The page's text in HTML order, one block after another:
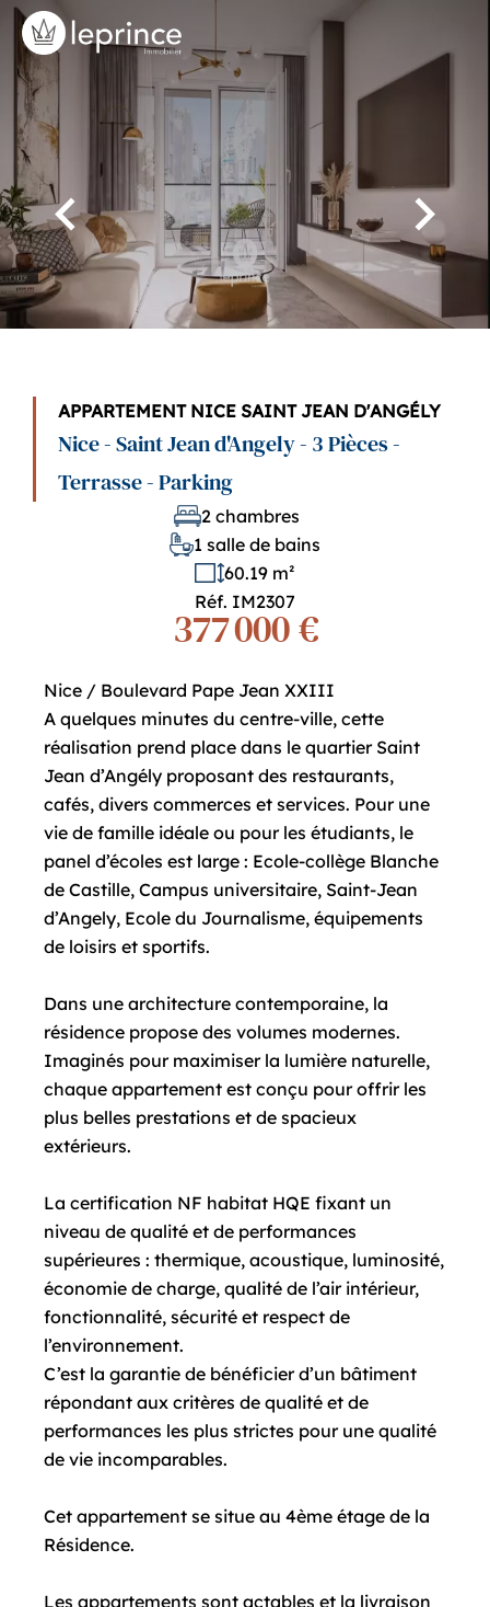
APPARTEMENT NICE SAINT JEAN D'ANGÉLY
Nice - Saint Jean d'Angely - 3 Pièces -
Terrasse - Parking
2 chambres
1 salle de bains
60.19 m²
Réf. IM2307
377 000 €
Nice / Boulevard Pape Jean XXIII
A quelques minutes du centre-ville, cette
réalisation prend place dans le quartier Saint
Jean d’Angély proposant des restaurants,
cafés, divers commerces et services. Pour une
vie de famille idéale ou pour les étudiants, le
panel d’écoles est large : Ecole-collège Blanche
de Castille, Campus universitaire, Saint-Jean
d’Angely, Ecole du Journalisme, équipements
de loisirs et sportifs.
Dans une architecture contemporaine, la
résidence propose des volumes modernes.
Imaginés pour maximiser la lumière naturelle,
chaque appartement est conçu pour offrir les
plus belles prestations et de spacieux
extérieurs.
La certification NF habitat HQE fixant un
niveau de qualité et de performances
supérieures : thermique, acoustique, luminosité,
économie de charge, qualité de l’air intérieur,
fonctionnalité, sécurité et respect de
l’environnement.
C’est la garantie de bénéficier d’un bâtiment
répondant aux critères de qualité et de
performances les plus strictes pour une qualité
de vie incomparables.
Cet appartement se situe au 4ème étage de la
Résidence.
Les appartements sont actables et la livraison